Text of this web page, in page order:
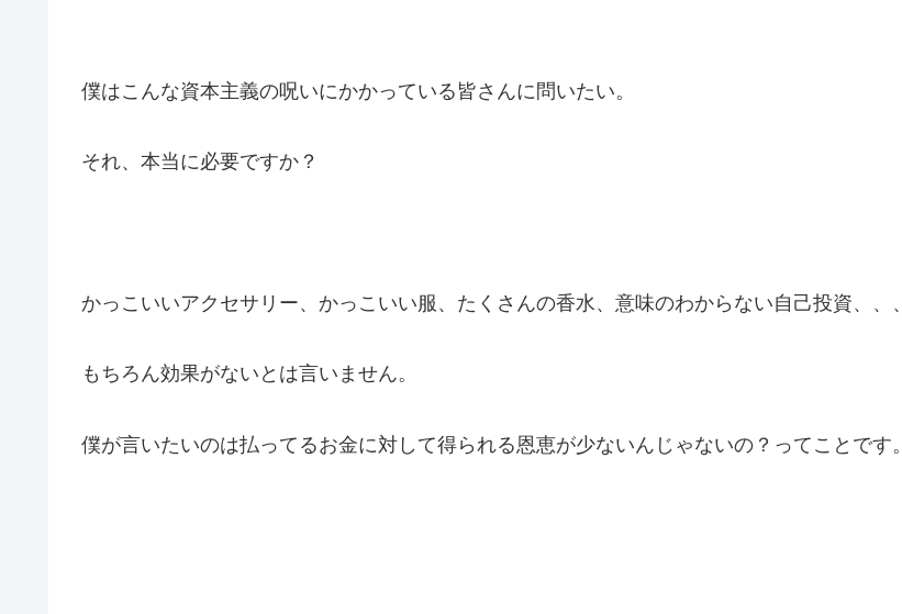
僕はこんな資本主義の呪いにかかっている皆さんに問いたい。
それ、本当に必要ですか？
かっこいいアクセサリー、かっこいい服、たくさんの香水、意味のわからない自己投資、、、
もちろん効果がないとは言いません。
僕が言いたいのは払ってるお金に対して得られる恩恵が少ないんじゃないの？ってことです。